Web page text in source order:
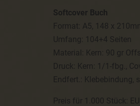
Softcover Buch
Format: A5, 148 x
Umfang: 104+4 Seiten
Material: Kern: 90 gr
Druck: Kern: 1/1-fbg.,
Endfert.: Klebebindung,
Preis für 1.000 Stück: